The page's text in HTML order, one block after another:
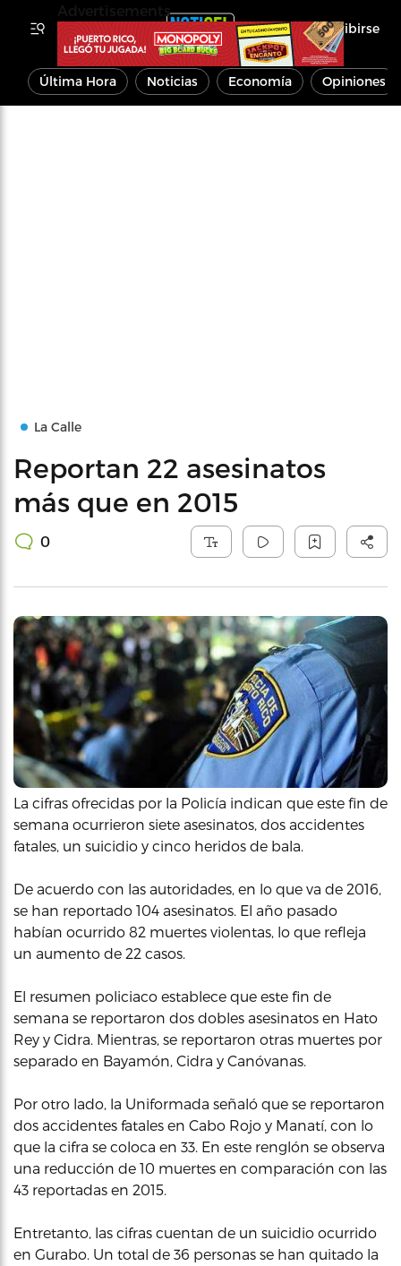
Inscribirse
Última Hora Noticias Economía Opiniones
La Calle
Reportan 22 asesinatos
más que en 2015
0
La cifras ofrecidas por la Policía indican que este fin de
semana ocurrieron siete asesinatos, dos accidentes
fatales, un suicidio y cinco heridos de bala.
De acuerdo con las autoridades, en lo que va de 2016,
se han reportado 104 asesinatos. El año pasado
habían ocurrido 82 muertes violentas, lo que refleja
un aumento de 22 casos.
El resumen policiaco establece que este fin de
semana se reportaron dos dobles asesinatos en Hato
Rey y Cidra. Mientras, se reportaron otras muertes por
separado en Bayamón, Cidra y Canóvanas.
Por otro lado, la Uniformada señaló que se reportaron
dos accidentes fatales en Cabo Rojo y Manatí, con lo
que la cifra se coloca en 33. En este renglón se observa
una reducción de 10 muertes en comparación con las
43 reportadas en 2015.
Entretanto, las cifras cuentan de un suicidio ocurrido
en Gurabo. Un total de 36 personas se han quitado la
Advertisements